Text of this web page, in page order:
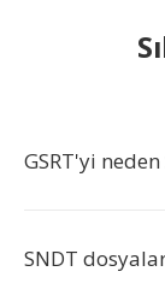
GSRT'yi
SNDT